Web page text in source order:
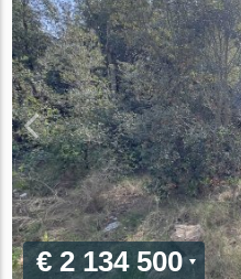
€ 2 134 500